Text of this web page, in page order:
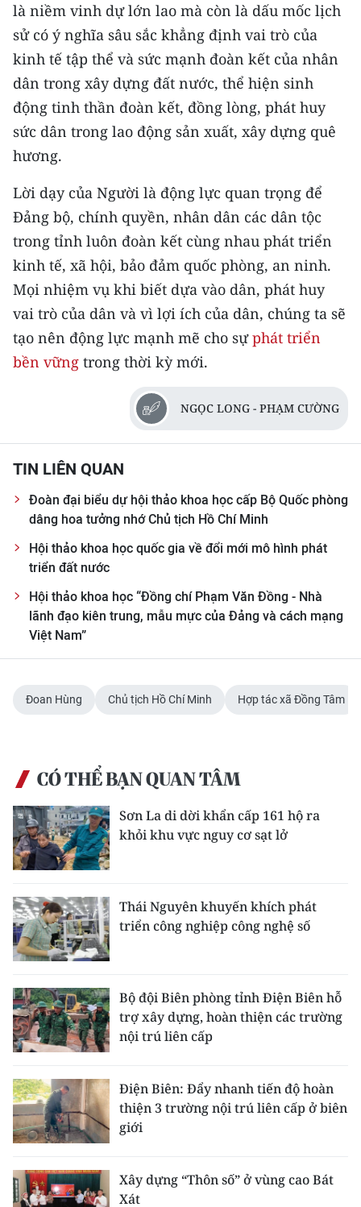
là niềm vinh dự lớn lao mà còn là dấu mốc lịch
sử có ý nghĩa sâu sắc khẳng định vai trò của
kinh tế tập thể và sức mạnh đoàn kết của nhân
dân trong xây dựng đất nước, thể hiện sinh
động tinh thần đoàn kết, đồng lòng, phát huy
sức dân trong lao động sản xuất, xây dựng quê
hương.
Lời dạy của Người là động lực quan trọng để
Đảng bộ, chính quyền, nhân dân các dân tộc
trong tỉnh luôn đoàn kết cùng nhau phát triển
kinh tế, xã hội, bảo đảm quốc phòng, an ninh.
Mọi nhiệm vụ khi biết dựa vào dân, phát huy
vai trò của dân và vì lợi ích của dân, chúng ta sẽ
tạo nên động lực mạnh mẽ cho sựphát triển
bền vững trong thời kỳ mới.
NGỌC LONG - PHẠM CƯỜNG
TIN LIÊN QUAN
Đoàn đại biểu dự hội thảo khoa học cấp Bộ Quốc phòng
dâng hoa tưởng nhớ Chủ tịch Hồ Chí Minh
Hội thảo khoa học quốc gia về đổi mới mô hình phát
triển đất nước
Hội thảo khoa học “Đồng chí Phạm Văn Đồng - Nhà
lãnh đạo kiên trung, mẫu mực của Đảng và cách mạng
Việt Nam”
Đoan Hùng Chủ tịch Hồ Chí Minh Hợp tác xã Đồng Tâm
CÓ THỂ BẠN QUAN TÂM
Sơn La di dời khẩn cấp 161 hộ ra
khỏi khu vực nguy cơ sạt lở
Thái Nguyên khuyến khích phát
triển công nghiệp công nghệ số
Bộ đội Biên phòng tỉnh Điện Biên hỗ
trợ xây dựng, hoàn thiện các trường
nội trú liên cấp
Điện Biên: Đẩy nhanh tiến độ hoàn
thiện 3 trường nội trú liên cấp ở biên
giới
Xây dựng “Thôn số” ở vùng cao Bát
Xát